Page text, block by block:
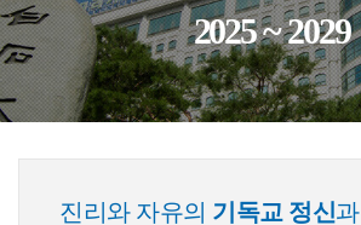
2025 ~ 2029
진리와 자유의 기독교 정신과